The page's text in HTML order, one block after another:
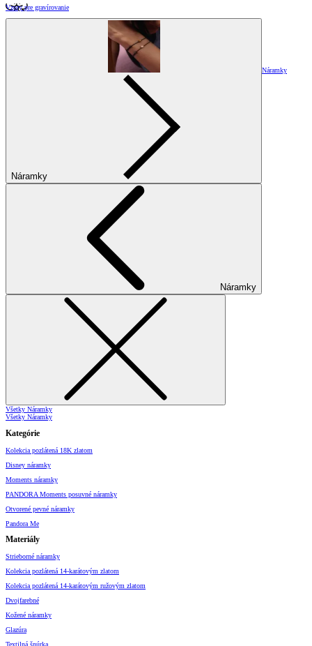
Vzory pre gravírovanie
Náramky
Náramky
Náramky
Všetky Náramky
Všetky Náramky
Kategórie
Kolekcia pozlátená 18K zlatom
Disney náramky
Moments náramky
PANDORA Moments posuvné náramky
Otvorené pevné náramky
Pandora Me
Materiály
Strieborné náramky
Kolekcia pozlátená 14-karátovým zlatom
Kolekcia pozlátená 14-karátovým ružovým zlatom
Dvojfarebné
Kožené náramky
Glazúra
Textilná šnúrka